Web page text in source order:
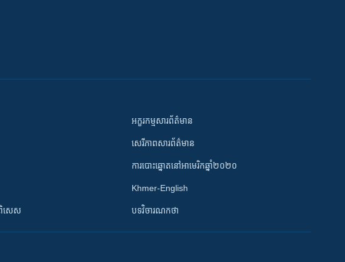
សេស
អក្ខរកម្មសារព័ត៌មាន
សេរីភាពសារព័ត៌មាន
ការបោះឆ្នោតនៅអាមេរិកឆ្នាំ២០២០
Khmer-English
បទវិចារណកថា